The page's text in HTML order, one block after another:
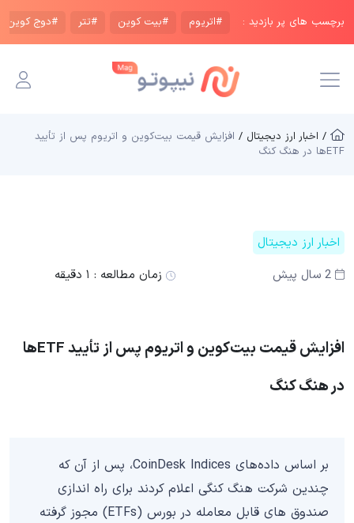
برچسب های پر بازدید : #اتریوم #بیت کوین #تتر #دوج کوین
/ اخبار ارز دیجیتال / افزایش قیمت بیت‌کوین و اتریوم پس از تأیید
ETFها در هنگ کنگ
اخبار ارز دیجیتال
2 سال پیش
زمان مطالعه : ۱ دقیقه
افزایش قیمت بیت‌کوین و اتریوم پس از تأیید ETFها
در هنگ کنگ
بر اساس داده‌های CoinDesk Indices، پس از آن که
چندین شرکت هنگ کنگی اعلام کردند برای راه اندازی
صندوق های قابل معامله در بورس (ETFs) مجوز گرفته